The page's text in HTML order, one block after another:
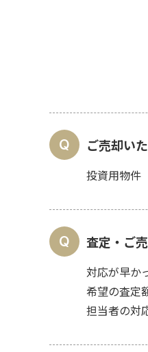
ご売却い
投資用物件
査定・ご
対応が早か
希望の査定
担当者の対